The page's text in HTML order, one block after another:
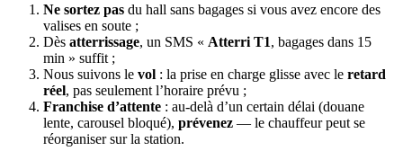
Ne sortez pas du hall sans bagages si vous avez encore des
valises en soute ;
Dès atterrissage, un SMS « Atterri T1, bagages dans 15
min » suffit ;
Nous suivons le vol : la prise en charge glisse avec le retard
réel, pas seulement l’horaire prévu ;
Franchise d’attente : au-delà d’un certain délai (douane
lente, carousel bloqué), prévenez — le chauffeur peut se
réorganiser sur la station.